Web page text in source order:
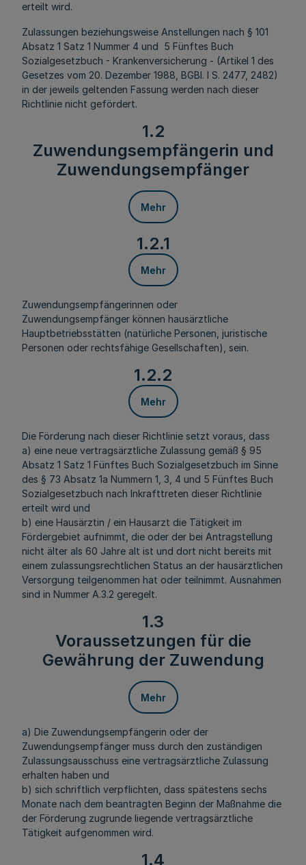
erteilt wird.
Zulassungen beziehungsweise Anstellungen nach § 101
Absatz 1 Satz 1 Nummer 4 und 5 Fünftes Buch
Sozialgesetzbuch - Krankenversicherung - (Artikel 1 des
Gesetzes vom 20. Dezember 1988, BGBl. I S. 2477, 2482)
in der jeweils geltenden Fassung werden nach dieser
Richtlinie nicht gefördert.
1.2
Zuwendungsempfängerin und
Zuwendungsempfänger
Mehr
1.2.1
Mehr
Zuwendungsempfängerinnen oder
Zuwendungsempfänger können hausärztliche
Hauptbetriebsstätten (natürliche Personen, juristische
Personen oder rechtsfähige Gesellschaften), sein.
1.2.2
Mehr
Die Förderung nach dieser Richtlinie setzt voraus, dass
a) eine neue vertragsärztliche Zulassung gemäß § 95
Absatz 1 Satz 1 Fünftes Buch Sozialgesetzbuch im Sinne
des § 73 Absatz 1a Nummern 1, 3, 4 und 5 Fünftes Buch
Sozialgesetzbuch nach Inkrafttreten dieser Richtlinie
erteilt wird und
b) eine Hausärztin / ein Hausarzt die Tätigkeit im
Fördergebiet aufnimmt, die oder der bei Antragstellung
nicht älter als 60 Jahre alt ist und dort nicht bereits mit
einem zulassungsrechtlichen Status an der hausärztlichen
Versorgung teilgenommen hat oder teilnimmt. Ausnahmen
sind in Nummer A.3.2 geregelt.
1.3
Voraussetzungen für die
Gewährung der Zuwendung
Mehr
a) Die Zuwendungsempfängerin oder der
Zuwendungsempfänger muss durch den zuständigen
Zulassungsausschuss eine vertragsärztliche Zulassung
erhalten haben und
b) sich schriftlich verpflichten, dass spätestens sechs
Monate nach dem beantragten Beginn der Maßnahme die
der Förderung zugrunde liegende vertragsärztliche
Tätigkeit aufgenommen wird.
1.4